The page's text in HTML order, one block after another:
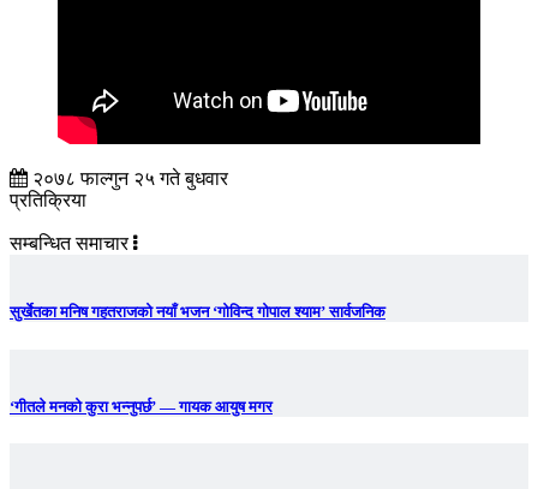
२०७८ फाल्गुन २५ गते बुधवार
प्रतिक्रिया
सम्बन्धित समाचार
सुर्खेतका मनिष गहतराजको नयाँ भजन ‘गोविन्द गोपाल श्याम’ सार्वजनिक
‘गीतले मनको कुरा भन्नुपर्छ’ — गायक आयुष मगर